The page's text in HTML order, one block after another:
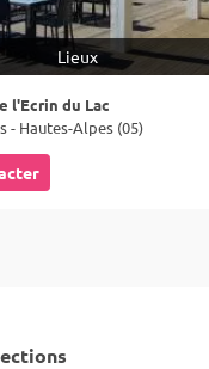
Lieux
l'Ecrin du Lac
- Hautes-Alpes (05)